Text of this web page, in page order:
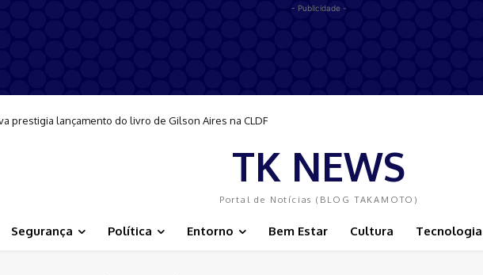
- Publicidade -
prestigia lançamento do livro de Gilson Aires na CLDF
TK NEWS
Portal de Notícias (BLOG TAKAMOTO)
Segurança Política Entorno Bem Estar Cultura Tecnologia